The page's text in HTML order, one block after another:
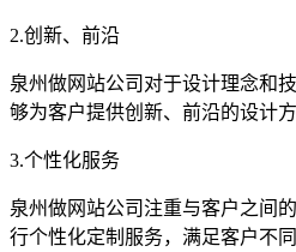
2.创新、前沿
泉州做网站公司对于设计理念和
够为客户提供创新、前沿的设计
3.个性化服务
泉州做网站公司注重与客户之间
行个性化定制服务，满足客户不